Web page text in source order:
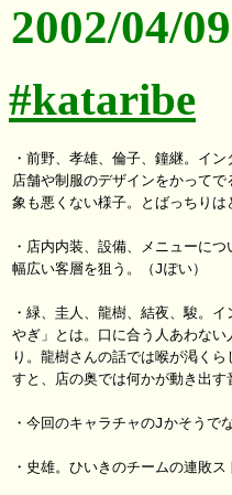
2002/04/09
#kataribe
・前野、孝雄、倫子、鐘継。イ
店舗や制服のデザインをかって
象も悪くない様子。とばっちりは
・店内内装、設備、メニューに
幅広い客層を狙う。（Jぽい）
・緑、圭人、龍樹、結夜、駿。
やぎ」とは。口に合う人あわな
り。龍樹さんの話では喉が渇く
すと、店の奥では何かが動き出
・今回のキャラチャのJかそうで
・史雄。ひいきのチームの連敗ス